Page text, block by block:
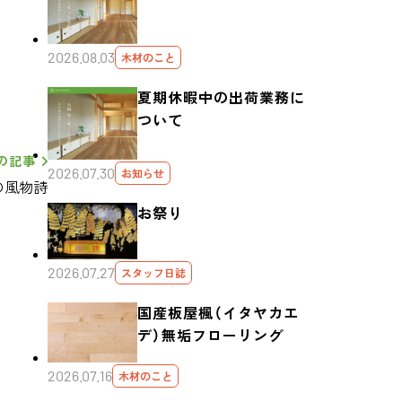
記事
風物詩
2026.08.03 木材のこと
夏期休暇中の出荷業務に
ついて
2026.07.30 お知らせ
お祭り
2026.07.27 スタッフ日誌
国産板屋楓（イタヤカエ
デ）無垢フローリング
2026.07.16 木材のこと